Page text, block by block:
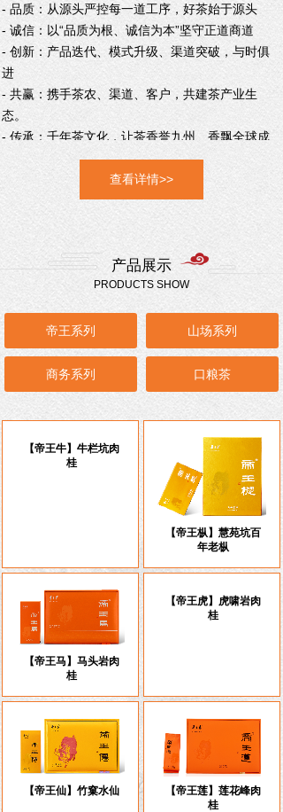
- 品质：从源头严控每一道工序，好茶始于源头
- 诚信：以“品质为根、诚信为本”坚守正道商道
- 创新：产品迭代、模式升级、渠道突破，与时俱
进
- 共赢：携手茶农、渠道、客户，共建茶产业生
态。
- 传承：千年茶文化，让茶香誉九州、香飘全球成
就百年传世茶企。
查看详情>>
山场系列
产品展示
PRODUCTS SHOW
帝王系列
商务系列
【帝王牛】牛栏坑肉
桂
【帝王枞】慧苑坑百
年老枞
【帝王马】马头岩肉
桂
【帝王仙】竹窠水仙
【帝王莲】莲花峰肉
桂
口粮茶